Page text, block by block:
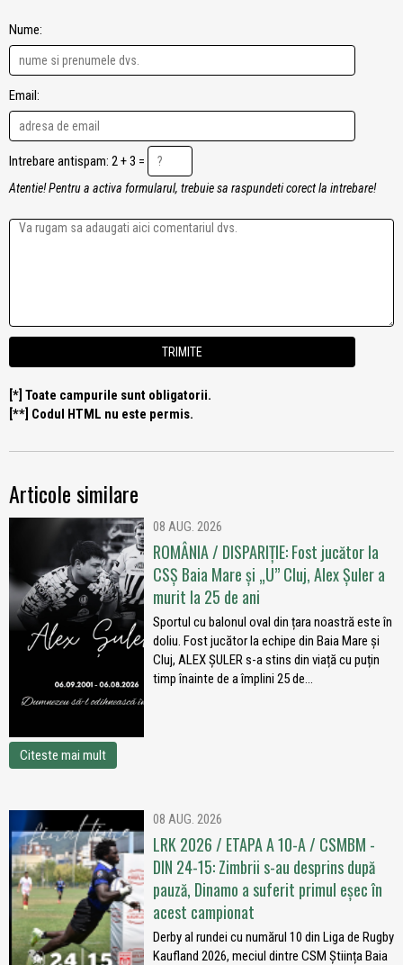
Nume:
Email:
Intrebare antispam: 2 + 3 =
Atentie! Pentru a activa formularul, trebuie sa raspundeti corect la intrebare!
[*] Toate campurile sunt obligatorii.
[**] Codul HTML nu este permis.
Articole similare
08 AUG. 2026
ROMÂNIA / DISPARIȚIE: Fost jucător la
CSȘ Baia Mare și „U” Cluj, Alex Șuler a
murit la 25 de ani
Sportul cu balonul oval din țara noastră este în
doliu. Fost jucător la echipe din Baia Mare și
Cluj, ALEX ȘULER s-a stins din viață cu puțin
timp înainte de a împlini 25 de...
Citeste mai mult
08 AUG. 2026
LRK 2026 / ETAPA A 10-A / CSMBM -
DIN 24-15: Zimbrii s-au desprins după
pauză, Dinamo a suferit primul eșec în
acest campionat
Derby al rundei cu numărul 10 din Liga de Rugby
Kaufland 2026, meciul dintre CSM Știința Baia